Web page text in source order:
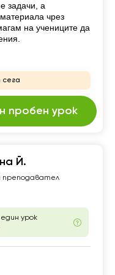
задачи, а
чрез
на учениците да
сега
пробен урок
Й.
преподавател
урок